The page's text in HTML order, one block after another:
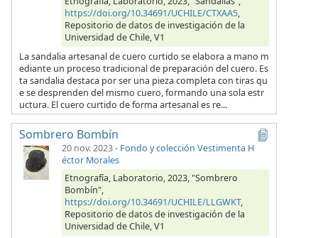
https://doi.org/10.34691/UCHILE/CTXAA5,
Repositorio de datos de investigación de la
Universidad de Chile, V1
La sandalia artesanal de cuero curtido se elabora a mano m
ediante un proceso tradicional de preparación del cuero. Es
ta sandalia destaca por ser una pieza completa con tiras qu
e se desprenden del mismo cuero, formando una sola estr
uctura. El cuero curtido de forma artesanal es re...
Sombrero Bombín
20 nov. 2023- Fondo y colección Vestimenta H
éctor Morales
Etnografía, Laboratorio, 2023, "Sombrero
Bombín",
https://doi.org/10.34691/UCHILE/LLGWKT,
Repositorio de datos de investigación de la
Universidad de Chile, V1